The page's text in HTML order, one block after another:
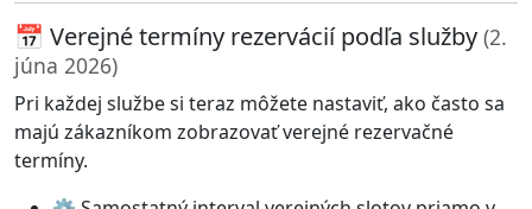
📅 Verejné termíny rezervácií podľa služby (2.
júna 2026)
Pri každej službe si teraz môžete nastaviť, ako často sa
majú zákazníkom zobrazovať verejné rezervačné
termíny.